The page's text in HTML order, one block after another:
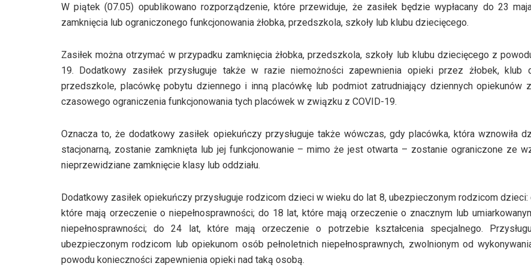
W piątek (07.05) opublikowano rozporządzenie, które przewiduje, że zasiłek będzie wypłacany do 23
zamknięcia lub ograniczonego funkcjonowania żłobka, przedszkola, szkoły lub klubu dziecięcego.
Zasiłek można otrzymać w przypadku zamknięcia żłobka, przedszkola, szkoły lub klubu dziecięcego z
19. Dodatkowy zasiłek przysługuje także w razie niemożności zapewnienia opieki przez żłobek, klub
przedszkole, placówkę pobytu dziennego i inną placówkę lub podmiot zatrudniający dziennych opiekunów
czasowego ograniczenia funkcjonowania tych placówek w związku z COVID-19.
Oznacza to, że dodatkowy zasiłek opiekuńczy przysługuje także wówczas, gdy placówka, która wznowiła
stacjonarną, zostanie zamknięta lub jej funkcjonowanie – mimo że jest otwarta – zostanie ograniczone ze
nieprzewidziane zamknięcie klasy lub oddziału.
Dodatkowy zasiłek opiekuńczy przysługuje rodzicom dzieci w wieku do lat 8, ubezpieczonym rodzicom dzieci:
które mają orzeczenie o niepełnosprawności; do 18 lat, które mają orzeczenie o znacznym lub
niepełnosprawności; do 24 lat, które mają orzeczenie o potrzebie kształcenia specjalnego.
ubezpieczonym rodzicom lub opiekunom osób pełnoletnich niepełnosprawnych, zwolnionym od
powodu konieczności zapewnienia opieki nad taką osobą.